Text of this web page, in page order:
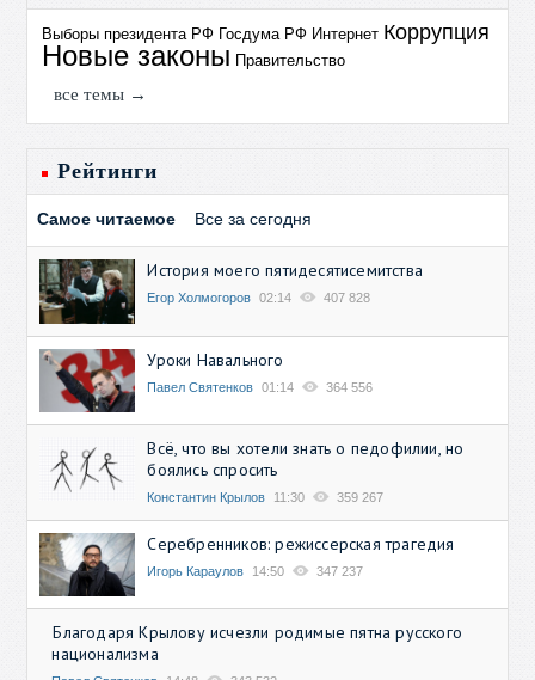
Выборы президента РФ Госдума РФ Интернет Коррупция
Новые законы Правительство
все темы →
Рейтинги
Самое читаемое Все за сегодня
История моего пятидесятисемитства
Егор Холмогоров 02:14 407 828
Уроки Навального
Павел Святенков 01:14 364 556
Всё, что вы хотели знать о педофилии, но
боялись спросить
Константин Крылов 11:30 359 267
Серебренников: режиссерская трагедия
Игорь Караулов 14:50 347 237
Благодаря Крылову исчезли родимые пятна русского
национализма